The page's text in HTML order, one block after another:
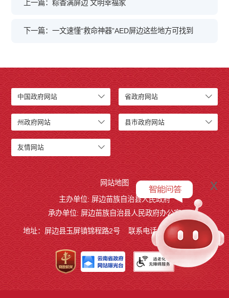
上一篇：粽香满屏边 文明幸福家
下一篇：一文速懂“救命神器”AED屏边这些地方可找到
中国政府网站 省政府网站
州政府网站 县市政府网站
友情网站
网站地图
主办单位: 屏边苗族自治县人民政府
承办单位: 屏边苗族自治县人民政府办公室
地址：屏边县玉屏镇锦程路2号 联系电话:0873-3221803
x